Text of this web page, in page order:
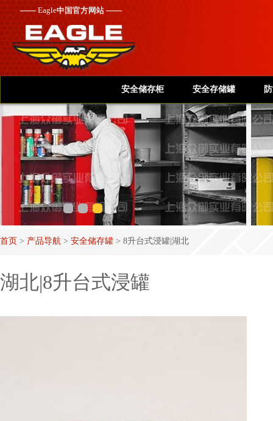
——Eagle中国官方网站 ——
安全储存柜 安全存储罐
首页 > 产品导航 > 安全储存罐 > 8升台式浸罐|湖北
湖北|8升台式浸罐